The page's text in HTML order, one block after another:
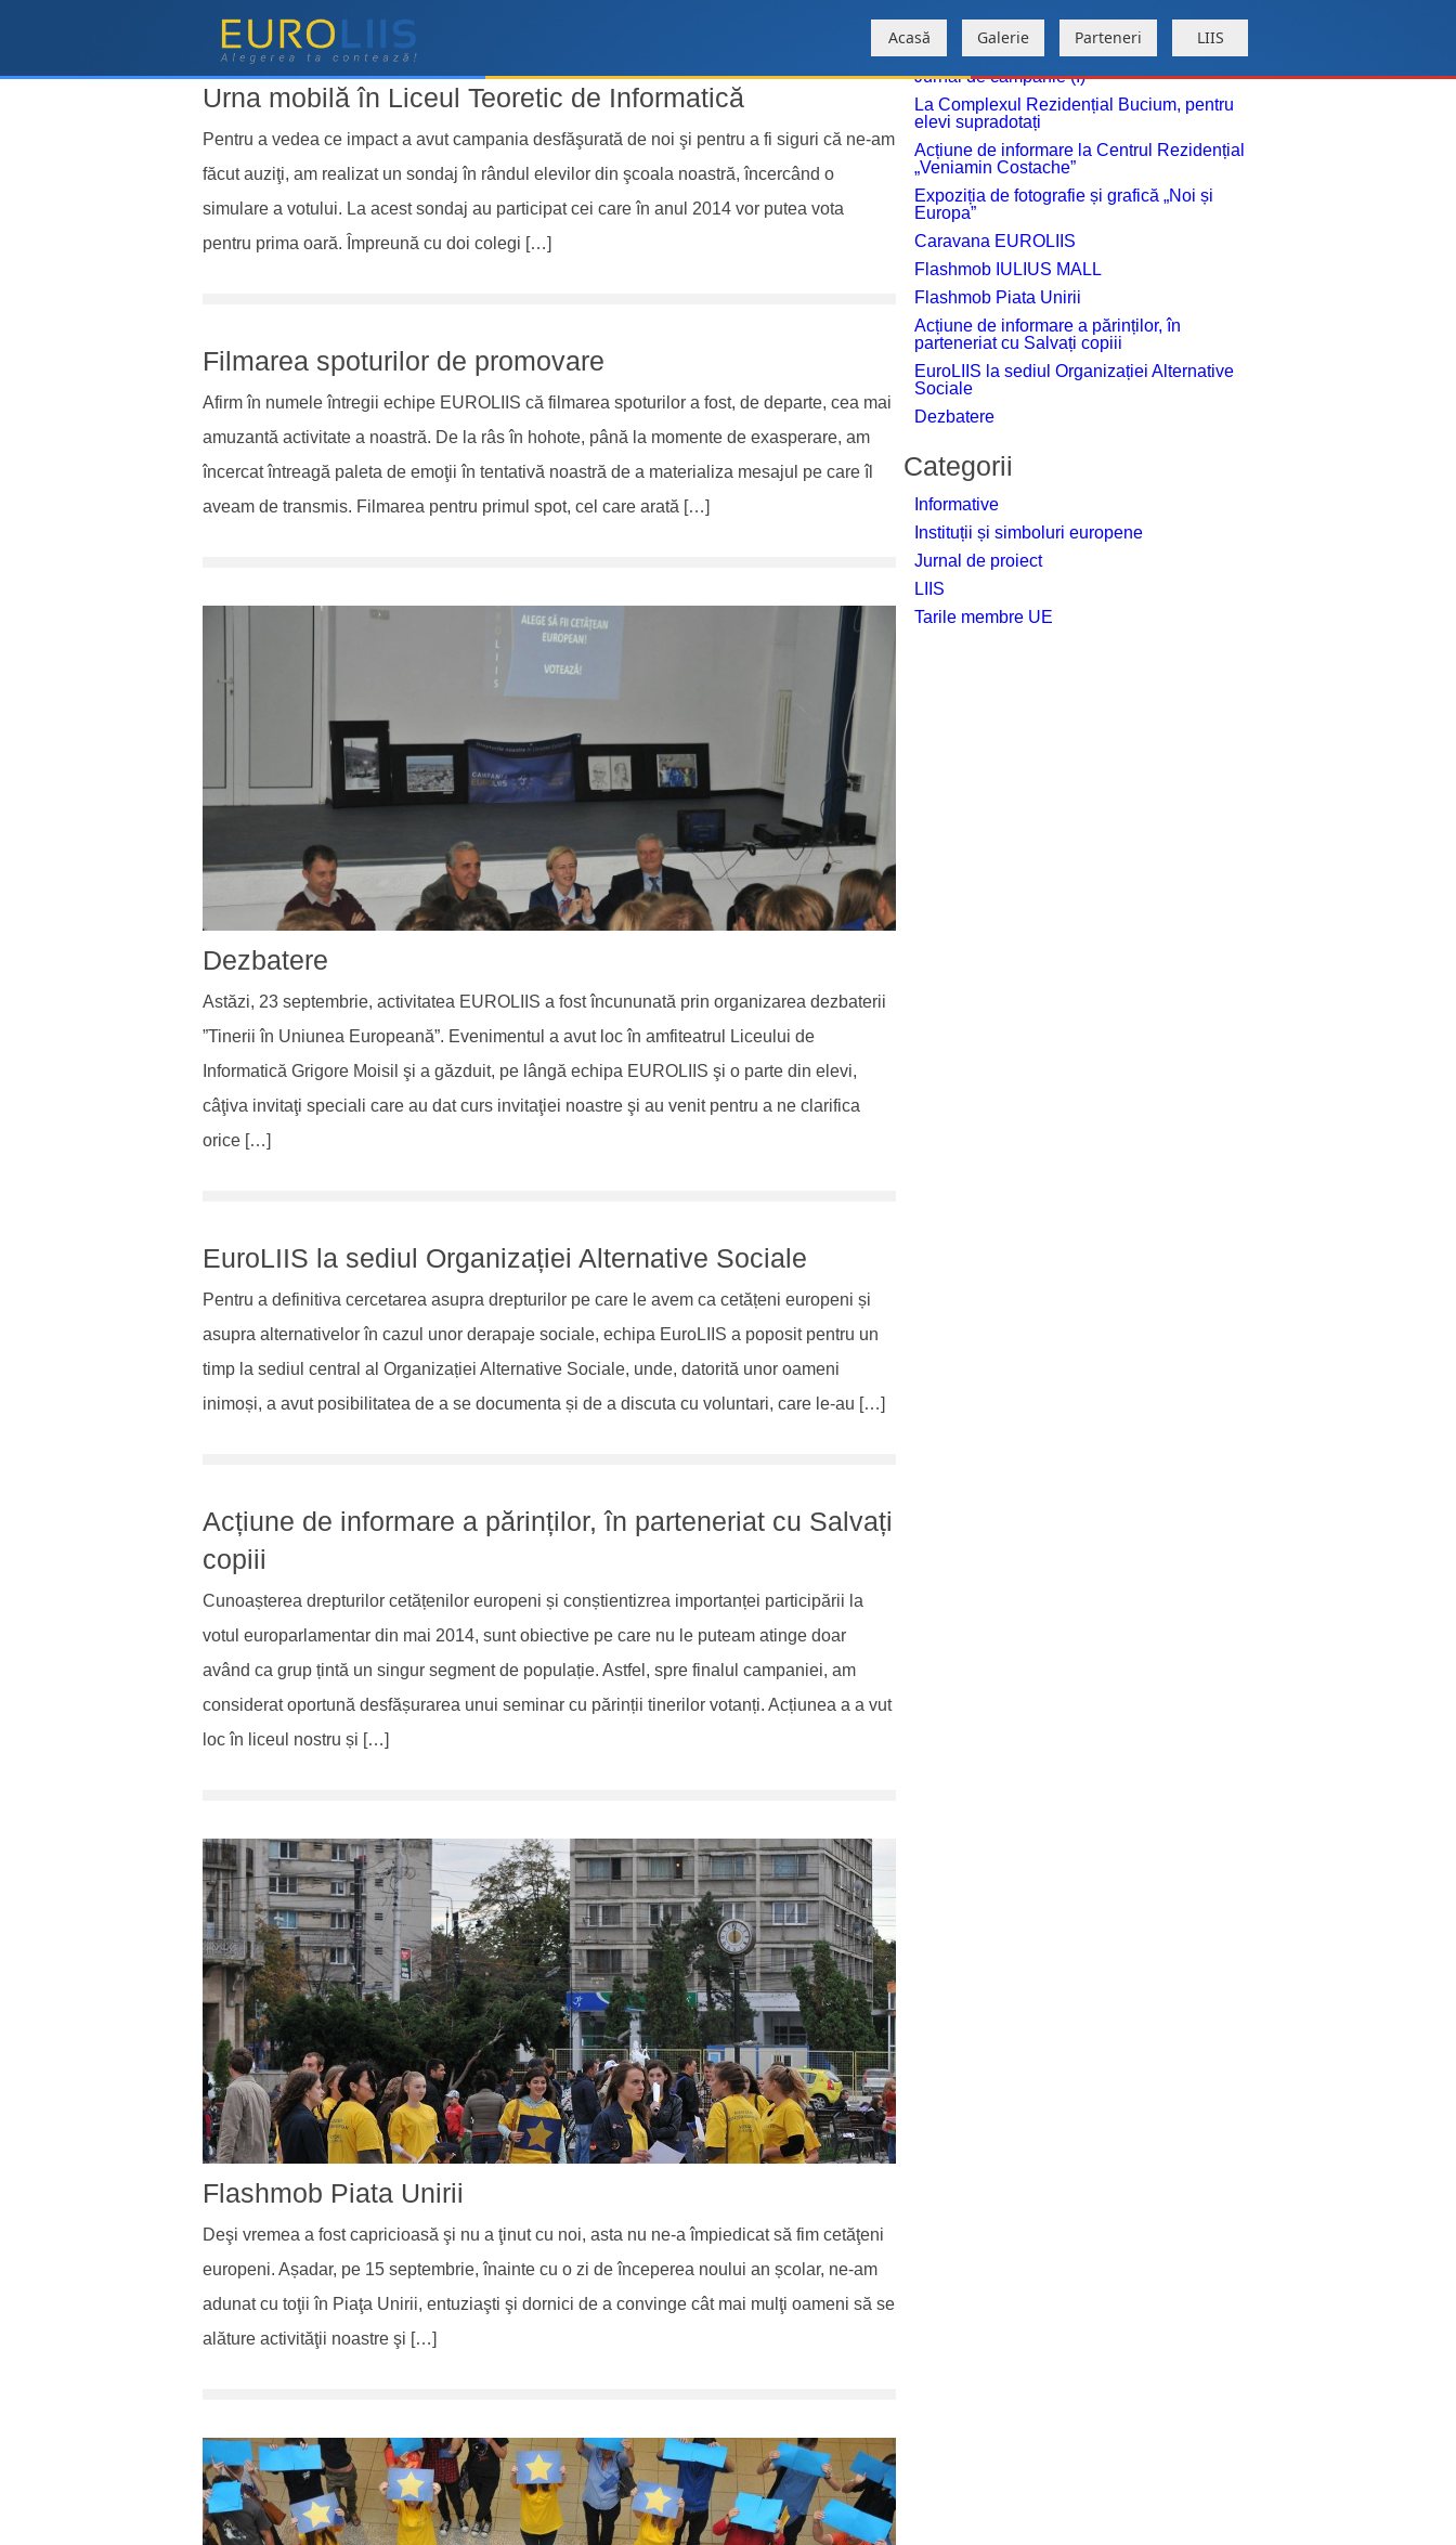
Acasă Galerie Parteneri LIIS
Jurnal de proiect
Urna mobilă în Liceul Teoretic de Informatică
Pentru a vedea ce impact a avut campania desfăşurată de noi şi pentru a fi siguri că ne-am
făcut auziţi, am realizat un sondaj în rândul elevilor din şcoala noastră, încercând o
simulare a votului. La acest sondaj au participat cei care în anul 2014 vor putea vota
pentru prima oară. Împreună cu doi colegi […]
Filmarea spoturilor de promovare
Afirm în numele întregii echipe EUROLIIS că filmarea spoturilor a fost, de departe, cea mai
amuzantă activitate a noastră. De la râs în hohote, până la momente de exasperare, am
încercat întreagă paleta de emoţii în tentativă noastră de a materializa mesajul pe care îl
aveam de transmis. Filmarea pentru primul spot, cel care arată […]
Dezbatere
Astăzi, 23 septembrie, activitatea EUROLIIS a fost încununată prin organizarea dezbaterii
”Tinerii în Uniunea Europeană”. Evenimentul a avut loc în amfiteatrul Liceului de
Informatică Grigore Moisil şi a găzduit, pe lângă echipa EUROLIIS şi o parte din elevi,
câţiva invitaţi speciali care au dat curs invitaţiei noastre şi au venit pentru a ne clarifica
orice […]
EuroLIIS la sediul Organizației Alternative Sociale
Pentru a definitiva cercetarea asupra drepturilor pe care le avem ca cetățeni europeni și
asupra alternativelor în cazul unor derapaje sociale, echipa EuroLIIS a poposit pentru un
timp la sediul central al Organizației Alternative Sociale, unde, datorită unor oameni
inimoși, a avut posibilitatea de a se documenta și de a discuta cu voluntari, care le-au […]
Acțiune de informare a părinților, în parteneriat cu Salvați
copiii
Cunoașterea drepturilor cetățenilor europeni și conștientizrea importanței participării la
votul europarlamentar din mai 2014, sunt obiective pe care nu le puteam atinge doar
având ca grup țintă un singur segment de populație. Astfel, spre finalul campaniei, am
considerat oportună desfășurarea unui seminar cu părinții tinerilor votanți. Acțiunea a a vut
loc în liceul nostru și […]
Flashmob Piata Unirii
Deşi vremea a fost capricioasă şi nu a ţinut cu noi, asta nu ne-a împiedicat să fim cetăţeni
europeni. Așadar, pe 15 septembrie, înainte cu o zi de începerea noului an școlar, ne-am
adunat cu toţii în Piaţa Unirii, entuziaşti şi dornici de a convinge cât mai mulţi oameni să se
alăture activităţii noastre şi […]
Jurnal de campanie (I)
La Complexul Rezidențial Bucium, pentru
elevi supradotați
Acțiune de informare la Centrul Rezidențial
„Veniamin Costache”
Expoziția de fotografie și grafică „Noi și
Europa”
Caravana EUROLIIS
Flashmob IULIUS MALL
Flashmob Piata Unirii
Acțiune de informare a părinților, în
parteneriat cu Salvați copiii
EuroLIIS la sediul Organizației Alternative
Sociale
Dezbatere
Categorii
Informative
Instituții și simboluri europene
Jurnal de proiect
LIIS
Tarile membre UE